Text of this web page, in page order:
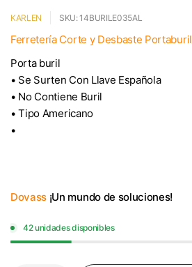
KARLEN SKU: 14BURILE035AL
Ferretería Corte y Desbaste Portaburil
Porta buril
• Se Surten Con Llave Española
• No Contiene Buril
• Tipo Americano
•
Dovass ¡Un mundo de soluciones!
42 unidades disponibles